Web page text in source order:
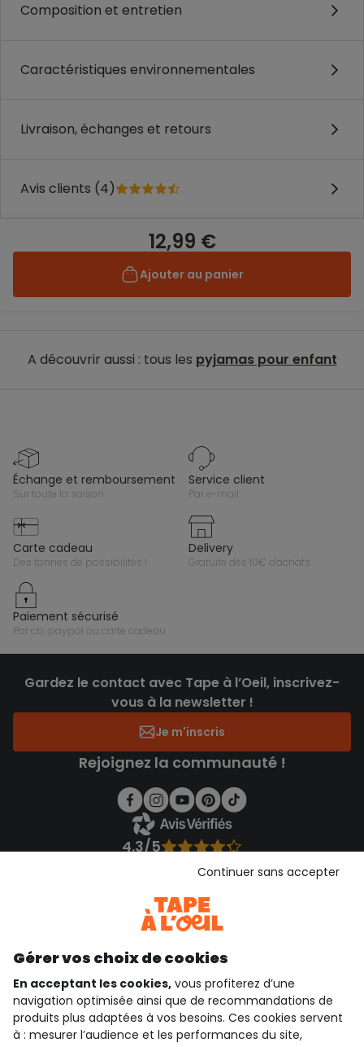
Composition et entretien
Caractéristiques environnementales
Livraison, échanges et retours
Avis clients (4)
12,99 €
Ajouter au panier
A découvrir aussi : tous les pyjamas pour enfant
échange et remboursement
sur toute la saison
service client
par e-mail
carte cadeau
des tonnes de possibilités !
delivery
gratuite dès 10€ d'achats
paiement sécurisé
par cb, paypal ou carte cadeau
Gardez le contact avec Tape à l’Oeil, inscrivez-
vous à la newsletter !
Je m'inscris
Rejoignez la communauté !
4.3/5
Voir l’attestation de confiance
Téléchargez notre application
Découvrir notre application
qui sommes-nous ?
Gérer vos choix de cookies
En acceptant les cookies, vous profiterez d’une
navigation optimisée ainsi que de recommandations de
produits plus adaptées à vos besoins. Ces cookies servent
à : mesurer l’audience et les performances du site,
Continuer sans accepter